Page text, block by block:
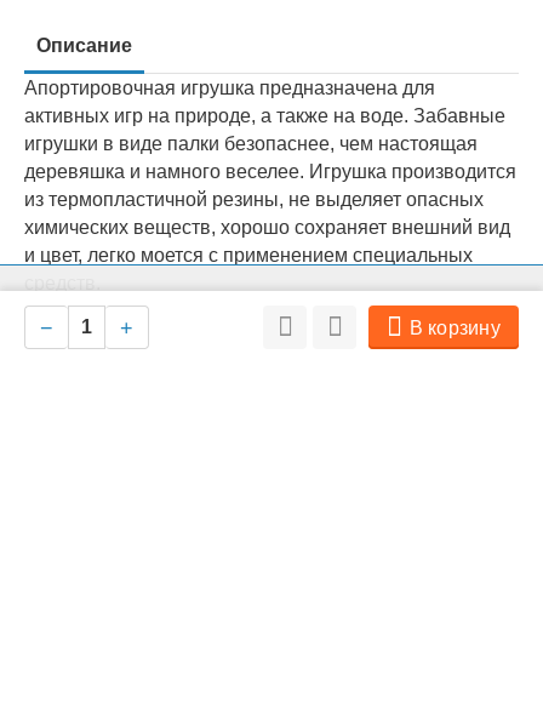
+
− В корзину
Описание
Апортировочная игрушка предназначена для
активных игр на природе, а также на воде. Забавные
игрушки в виде палки безопаснее, чем настоящая
деревяшка и намного веселее. Игрушка производится
из термопластичной резины, не выделяет опасных
химических веществ, хорошо сохраняет внешний вид
и цвет, легко моется с применением специальных
средств.
Игрушка не тонет в воде, веревочкой будет удобно
воспользоваться при совместных играх с вашим
технического характера. Совершая любые действия на сайте, вы
соглашаетесь с политикой обработки персональных данных
Ок